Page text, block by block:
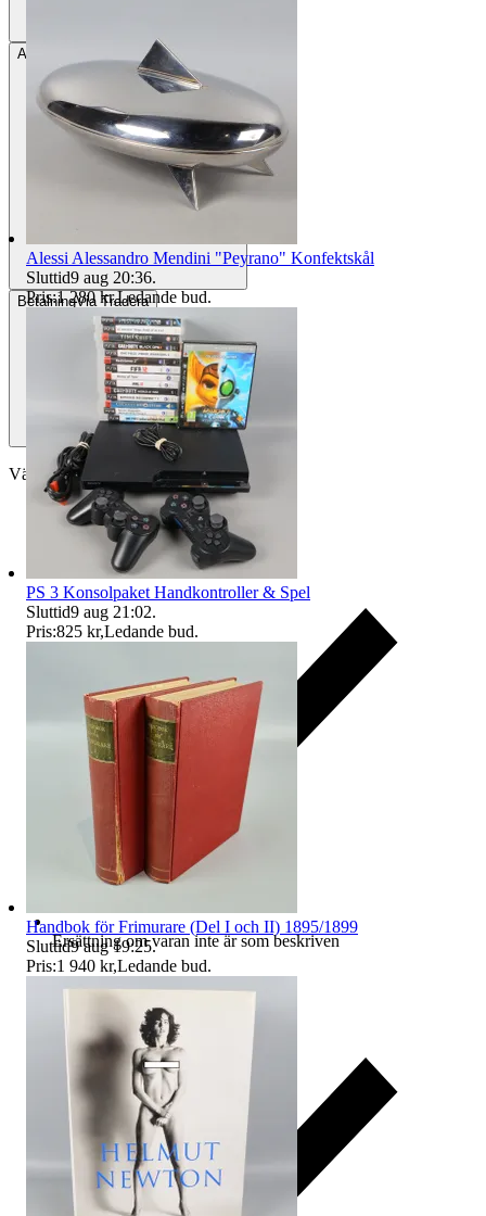
Avhämtning Västerhaninge, Sverige
BetalningVia Tradera
Välj till köparskydd
Ersättning om varan inte är som beskriven
Alessi Alessandro Mendini "Peyrano" Konfektskål
Sluttid9 aug 20:36.
Pris:1 280 kr,Ledande bud.
PS 3 Konsolpaket Handkontroller & Spel
Sluttid9 aug 21:02.
Pris:825 kr,Ledande bud.
Handbok för Frimurare (Del I och II) 1895/1899
Sluttid9 aug 19:25.
Pris:1 940 kr,Ledande bud.